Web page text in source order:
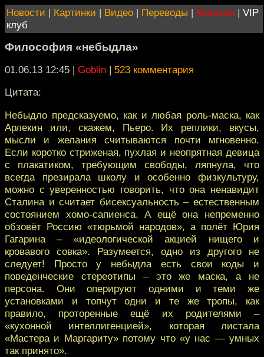
Новости | Картинки | Видео | Переводы | Магазин | VIP
клуб
Философия «небыдла»
01.06.13 12:45 | Goblin | 523 комментария
Цитата:
Небыдло предсказуемо, как и любая роль-маска, как
Арлекин или, скажем, Пьеро. Их реплики, вкусы,
мысли и желания считываются почти мгновенно.
Если коротко стриженая, пухлая и неопрятная девица
с плакатиком, требующим свободы, ляпнула, что
всегда презирала школу и особенно физкультуру,
можно с уверенностью говорить, что она ненавидит
Сталина и считает бисексуальность – естественным
состоянием хомо-сапиенса. А ещё она непременно
обзовёт Россию «тюрьмой народов», а полёт Юрия
Гагарина – «идеологической акцией нищего и
кровавого совка». Разумеется, одно из другого не
следует! Просто у небыдла есть свои коды и
поведенческие стереотипы – это же маска, а не
персона. Они оперируют одними и теми же
установками и топчут одни и те же тропы, как
правило, проторенные ещё их родителями –
«кухонной интеллигенцией», которая листала
«Мастера и Маргариту» потому что «у нас — умных
так принято».